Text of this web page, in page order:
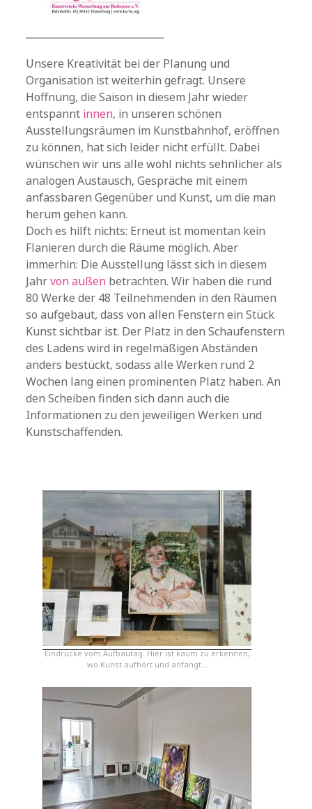
Unsere Kreativität bei der Planung und
Organisation ist weiterhin gefragt. Unsere
Hoffnung, die Saison in diesem Jahr wieder
entspannt innen, in unseren schönen
Ausstellungsräumen im Kunstbahnhof, eröffnen
zu können, hat sich leider nicht erfüllt. Dabei
wünschen wir uns alle wohl nichts sehnlicher als
analogen Austausch, Gespräche mit einem
anfassbaren Gegenüber und Kunst, um die man
herum gehen kann.
Doch es hilft nichts: Erneut ist momentan kein
Flanieren durch die Räume möglich. Aber
immerhin: Die Ausstellung lässt sich in diesem
Jahrvon außen betrachten. Wir haben die rund
80 Werke der 48 Teilnehmenden in den Räumen
so aufgebaut, dass von allen Fenstern ein Stück
Kunst sichtbar ist. Der Platz in den Schaufenstern
des Ladens wird in regelmäßigen Abständen
anders bestückt, sodass alle Werken rund 2
Wochen lang einen prominenten Platz haben. An
den Scheiben finden sich dann auch die
Informationen zu den jeweiligen Werken und
Kunstschaffenden.
Eindrücke vom Aufbautag. Hier ist kaum zu erkennen,
wo Kunst aufhört und anfängt…